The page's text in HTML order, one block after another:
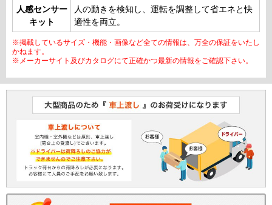
人感センサー
キット
人の動きを検知し、運転を調整して省エネと快
適性を両立。
※掲載しているサイズ・機能・画像など全ての情報は、万全の保証をいたし
かねます。
※メーカーサイト及びカタログにて正確かつ最新の情報をご確認下さい。